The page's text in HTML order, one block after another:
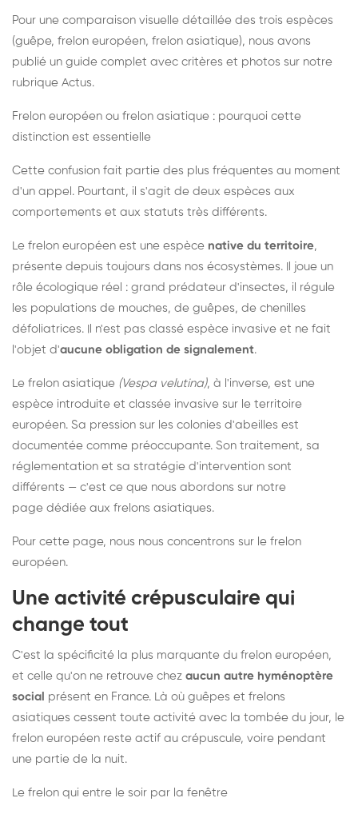
Pour une comparaison visuelle détaillée des trois espèces
(guêpe, frelon européen, frelon asiatique), nous avons
publié un guide complet avec critères et photos sur notre
rubrique Actus.
Frelon européen ou frelon asiatique : pourquoi cette
distinction est essentielle
Cette confusion fait partie des plus fréquentes au moment
d'un appel. Pourtant, il s'agit de deux espèces aux
comportements et aux statuts très différents.
Le frelon européen est une espèce native du territoire,
présente depuis toujours dans nos écosystèmes. Il joue un
rôle écologique réel : grand prédateur d'insectes, il régule
les populations de mouches, de guêpes, de chenilles
défoliatrices. Il n'est pas classé espèce invasive et ne fait
l'objet d'aucune obligation de signalement.
Le frelon asiatique (Vespa velutina), à l'inverse, est une
espèce introduite et classée invasive sur le territoire
européen. Sa pression sur les colonies d'abeilles est
documentée comme préoccupante. Son traitement, sa
réglementation et sa stratégie d'intervention sont
différents — c'est ce que nous abordons sur notre
page dédiée aux frelons asiatiques.
Pour cette page, nous nous concentrons sur le frelon
européen.
Une activité crépusculaire qui
change tout
C'est la spécificité la plus marquante du frelon européen,
et celle qu'on ne retrouve chez aucun autre hyménoptère
social présent en France. Là où guêpes et frelons
asiatiques cessent toute activité avec la tombée du jour, le
frelon européen reste actif au crépuscule, voire pendant
une partie de la nuit.
Le frelon qui entre le soir par la fenêtre